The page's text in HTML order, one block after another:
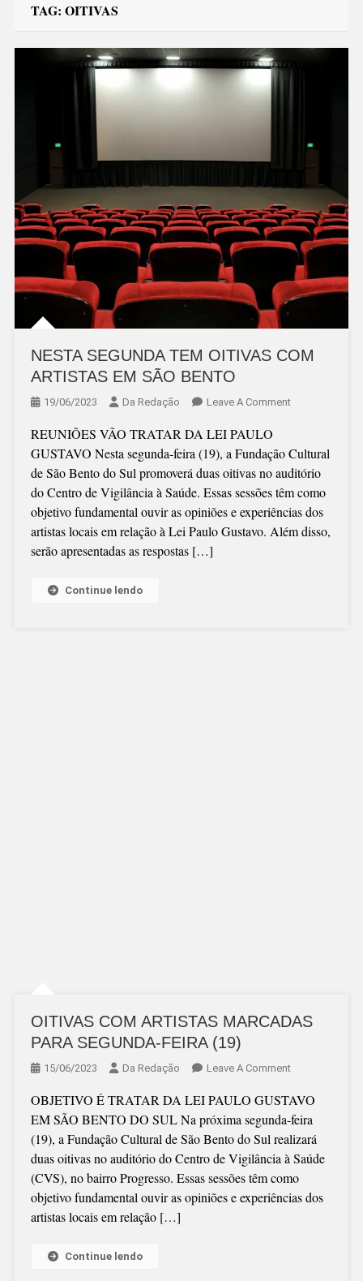
TAG: OITIVAS
NESTA SEGUNDA TEM OITIVAS COM
ARTISTAS EM SÃO BENTO
19/06/2023 Da Redação Leave A CommentOn
TEM
OITIVAS
COM
ARTISTAS
EM
REUNIÕES VÃO TRATAR DA LEI PAULO
GUSTAVO Nesta segunda-feira (19), a Fundação Cultural
de São Bento do Sul promoverá duas oitivas no auditório
do Centro de Vigilância à Saúde. Essas sessões têm como
objetivo fundamental ouvir as opiniões e experiências dos
artistas locais em relação à Lei Paulo Gustavo. Além disso,
serão apresentadas as respostas […]
Continue lendo
OITIVAS COM ARTISTAS MARCADAS
PARA SEGUNDA-FEIRA (19)
15/06/2023 Da Redação Leave A CommentOn
COM
ARTISTAS
MARCADAS
PARA
SEGUNDA-
FEIRA
OBJETIVO É TRATAR DA LEI PAULO GUSTAVO
EM SÃO BENTO DO SUL Na próxima segunda-feira
(19), a Fundação Cultural de São Bento do Sul realizará
duas oitivas no auditório do Centro de Vigilância à Saúde
(CVS), no bairro Progresso. Essas sessões têm como
objetivo fundamental ouvir as opiniões e experiências dos
artistas locais em relação […]
Continue lendo